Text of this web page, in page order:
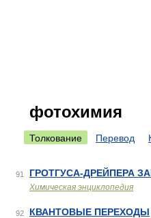
фотохимия
Толкование Перевод
91 ГРОТГУСА-ДРЕЙПЕРА
Химическая энциклопедия
92 КВАНТОВЫЕ ПЕРЕХOДЫ